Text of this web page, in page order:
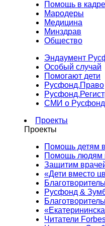
Помощь в кадре
Мародеры
Медицина
Минздрав
Общество
Эндаумент
Особый случай
Помогают дети
Русфонд.Право
СМИ о
Проекты
Проекты
Помощь детям
Помощь людям
Защитим
«Дети вместо
Русфонд &
Читатели